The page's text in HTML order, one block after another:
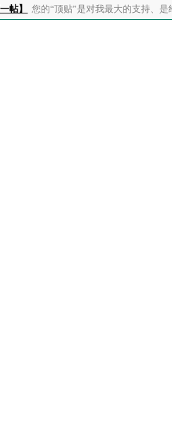
帖】 您的“顶贴”是对我最大的支持、